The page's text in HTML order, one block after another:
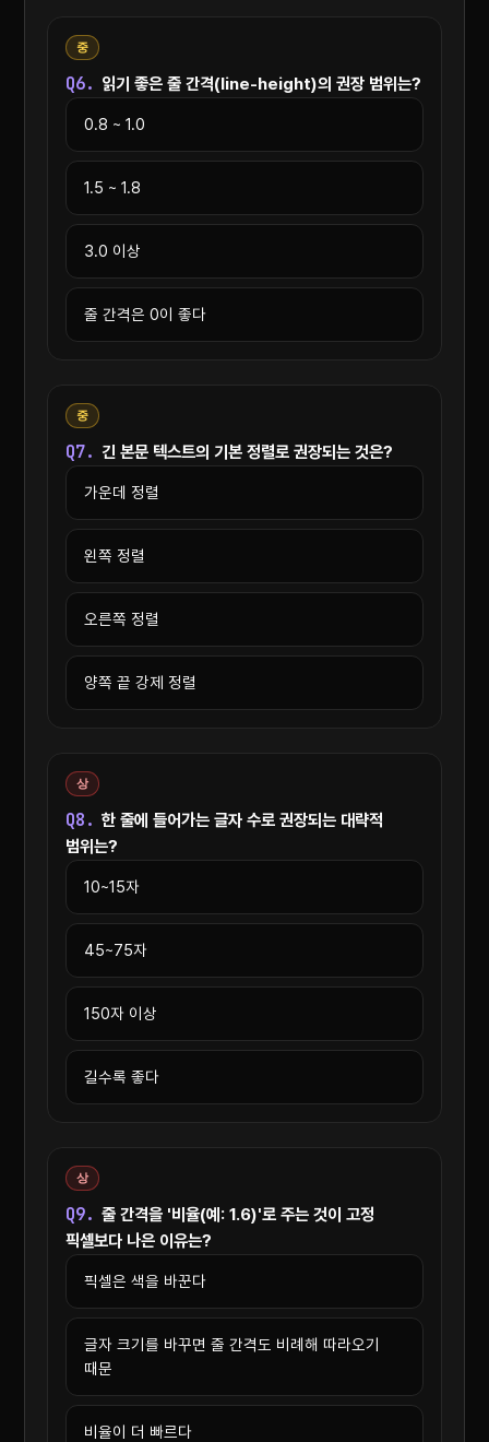
중
Q6. 읽기 좋은 줄 간격(line-height)의 권장 범위는?
0.8 ~ 1.0
1.5 ~ 1.8
3.0 이상
줄 간격은 0이 좋다
중
Q7. 긴 본문 텍스트의 기본 정렬로 권장되는 것은?
가운데 정렬
왼쪽 정렬
오른쪽 정렬
양쪽 끝 강제 정렬
상
Q8. 한 줄에 들어가는 글자 수로 권장되는 대략적
범위는?
10~15자
45~75자
150자 이상
길수록 좋다
상
Q9. 줄 간격을 '비율(예: 1.6)'로 주는 것이 고정
픽셀보다 나은 이유는?
픽셀은 색을 바꾼다
글자 크기를 바꾸면 줄 간격도 비례해 따라오기
때문
비율이 더 빠르다